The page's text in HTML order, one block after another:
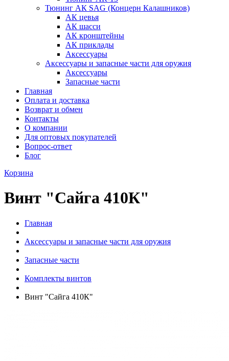
Тюнинг АК SAG (Концерн Калашников)
АК цевья
АК шасси
АК кронштейны
АК приклады
Аксессуары
Аксессуары и запасные части для оружия
Аксессуары
Запасные части
Главная
Оплата и доставка
Возврат и обмен
Контакты
О компании
Для оптовых покупателей
Вопрос-ответ
Блог
Корзина
Винт "Сайга 410К"
Главная
Аксессуары и запасные части для оружия
Запасные части
Комплекты винтов
Винт "Сайга 410К"